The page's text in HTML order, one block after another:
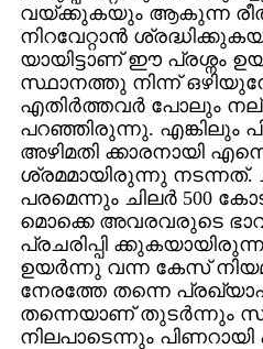
വയ്ക്കുകയും ആകുന്ന
നിറവേറ്റാന്‍
യായിട്ടാണ് ഈ പ്രശ്നം
സ്ഥാനത്തു നിന്ന്
എതിര്‍ത്തവര്‍ പോലും
പറഞ്ഞിരുന്നു. എങ്കിലും
അഴിമതി ക്കാരനായി
ശ്രമമായിരുന്നു നടന്നത്.
പരമെന്നും ചിലര്‍ 500
മൊക്കെ അവരവരുടെ
പ്രചരിപ്പി
ഉയര്‍ന്നു വന്ന കേസ് നിയമ
നേരത്തേ തന്നെ
തന്നെയാണ് തുടര്‍ന്നും
നിലപാടെന്നും